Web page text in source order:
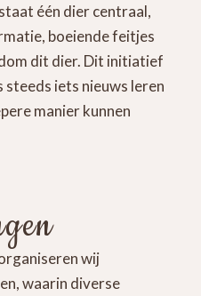
één dier centraal,
boeiende feitjes
dit dier. Dit initiatief
iets nieuws leren
manier kunnen
wij
waarin diverse